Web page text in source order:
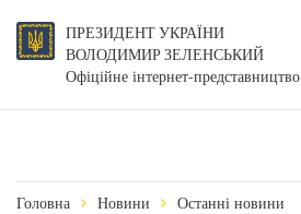
ПРЕЗИДЕНТ УКРАЇНИ
ВОЛОДИМИР ЗЕЛЕНСЬКИЙ
Офіційне інтернет-представництво
Головна Новини Останні новини